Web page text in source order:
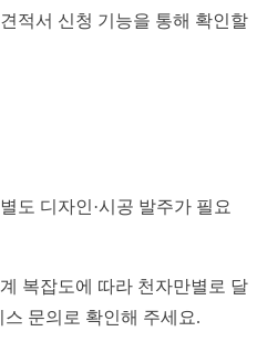
적서 신청 기능을 통해 확인할
도 디자인·시공 발주가 필요
복잡도에 따라 천자만별로 달
문의로 확인해 주세요.